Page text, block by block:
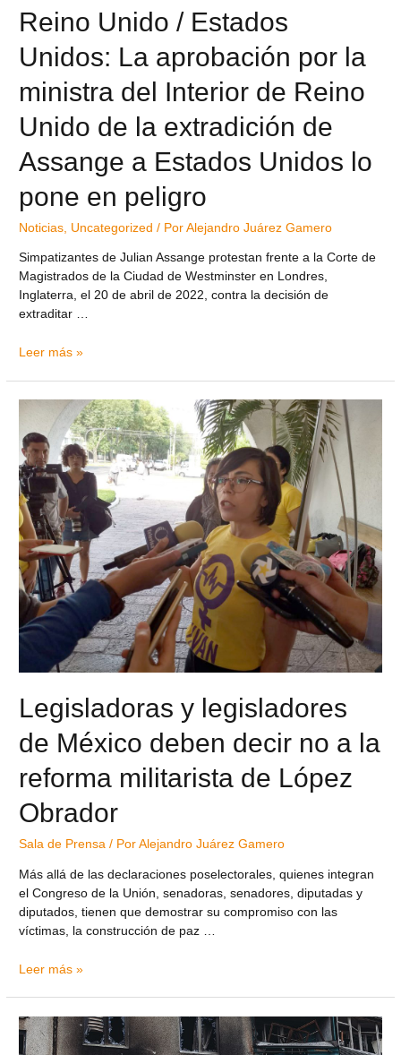
Reino Unido / Estados
Unidos: La aprobación por la
ministra del Interior de Reino
Unido de la extradición de
Assange a Estados Unidos lo
pone en peligro
Noticias Uncategorized / PorAlejandro Juárez Gamero
Simpatizantes de Julian Assange protestan frente a la Corte de
Magistrados de la Ciudad de Westminster en Londres,
Inglaterra, el 20 de abril de 2022, contra la decisión de
extraditar …
Leer más »
Legisladoras y legisladores
de México deben decir no a la
reforma militarista de López
Obrador
Sala de Prensa / PorAlejandro Juárez Gamero
Más allá de las declaraciones poselectorales, quienes integran
el Congreso de la Unión, senadoras, senadores, diputadas y
diputados, tienen que demostrar su compromiso con las
víctimas, la construcción de paz …
Leer más »